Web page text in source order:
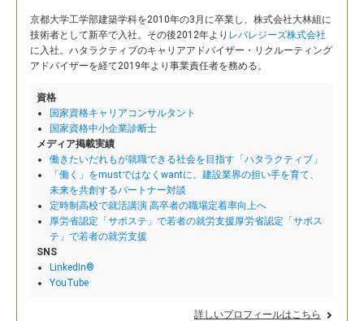
京都大学工学部建築学科を2010年の3月に卒業し、株式会社大林組に
技術者として新卒で入社。 その後2012年より レバレジーズ株式会社
に入社。ハタラクティブのキャリアアドバイザー・リクルーティング
アドバイザーを経て2019年より事業責任者を務める。
資格
国家資格キャリアコンサルタント
国家資格中小企業診断士
メディア掲載実績
働きたいだれもが就職できる社会を目指す「ハタラクティブ」
「働く」をmustではなくwantに。建設業界の担い手を育て、
未来を共創するパートナー対談
定時制高校で就活講演 高卒者の職場定着率向上へ
厚労省認定「サポステ」で若者の就労支援厚労省認定「サポス
テ」で若者の就労支援
SNS
LinkedIn®
YouTube
詳しいプロフィールはこちら